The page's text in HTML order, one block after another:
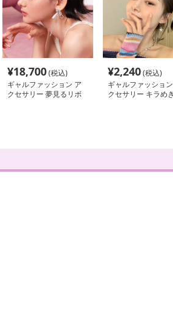
¥18,700(税込)
ギャルファッション ア
クセサリー 夢見るリボ
¥2,240(税込)
ギャルファッショ
クセサリー キラめ